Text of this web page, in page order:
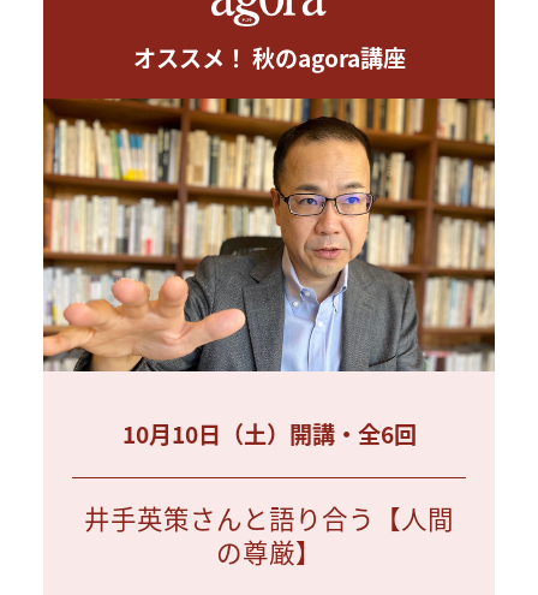
オススメ！ 秋のagora講座
10月10日（土）開講・全6回
井手英策さんと語り合う【人間
の尊厳】